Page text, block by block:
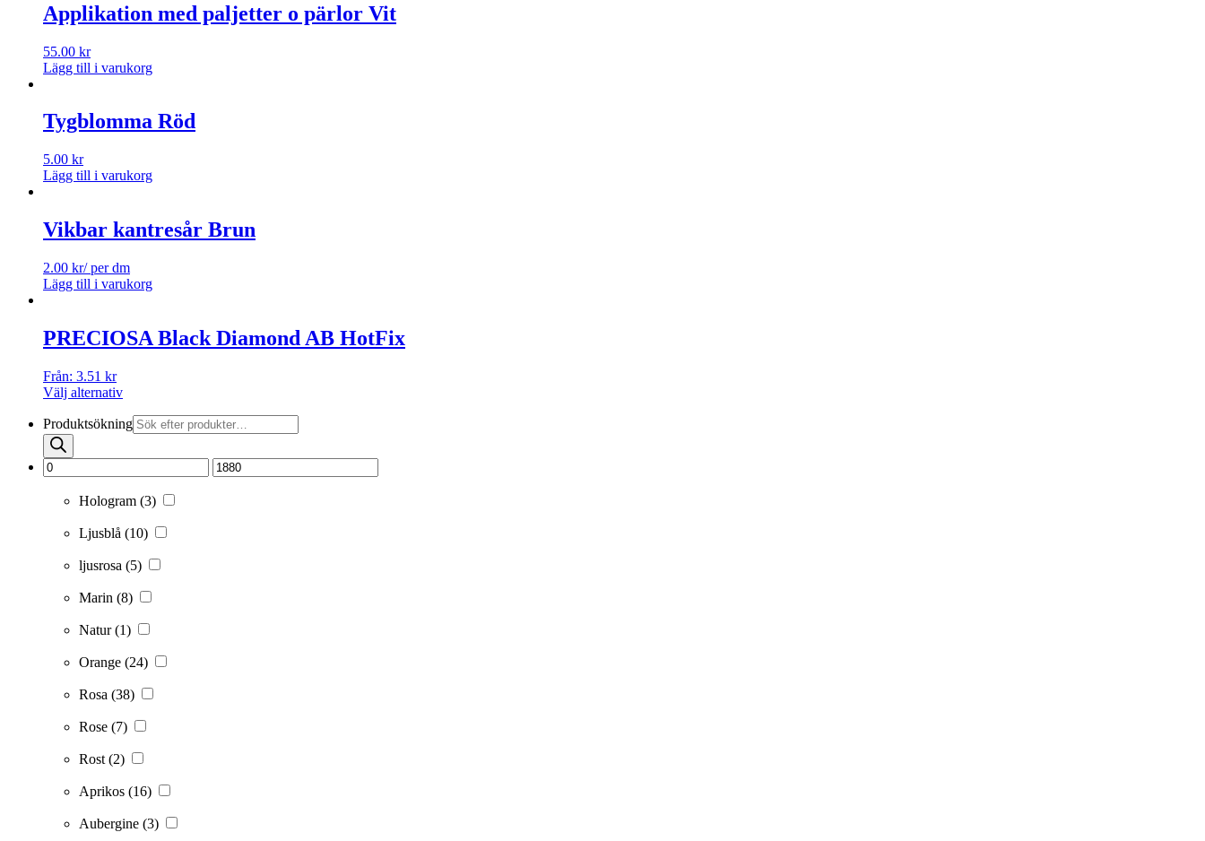
Applikation med paljetter o pärlor Vit
55.00 kr
Lägg till i varukorg
Tygblomma Röd
5.00 kr
Lägg till i varukorg
Vikbar kantresår Brun
2.00 kr/ per dm
Lägg till i varukorg
PRECIOSA Black Diamond AB HotFix
Från: 3.51 kr
Välj alternativ
Produktsökning
Hologram (3)
Ljusblå (10)
ljusrosa (5)
Marin (8)
Natur(1)
Orange (24)
Rosa (38)
Rose (7)
Rost (2)
Aprikos (16)
Aubergine (3)